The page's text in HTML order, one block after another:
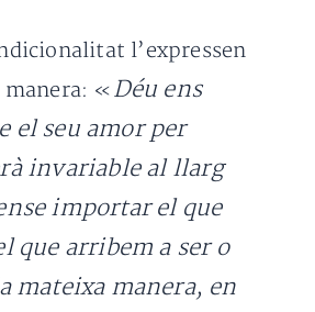
l’expressen
manera: «Déu ens
el seu amor per
invariable al llarg
importar el que
que arribem a ser o
mateixa manera, en